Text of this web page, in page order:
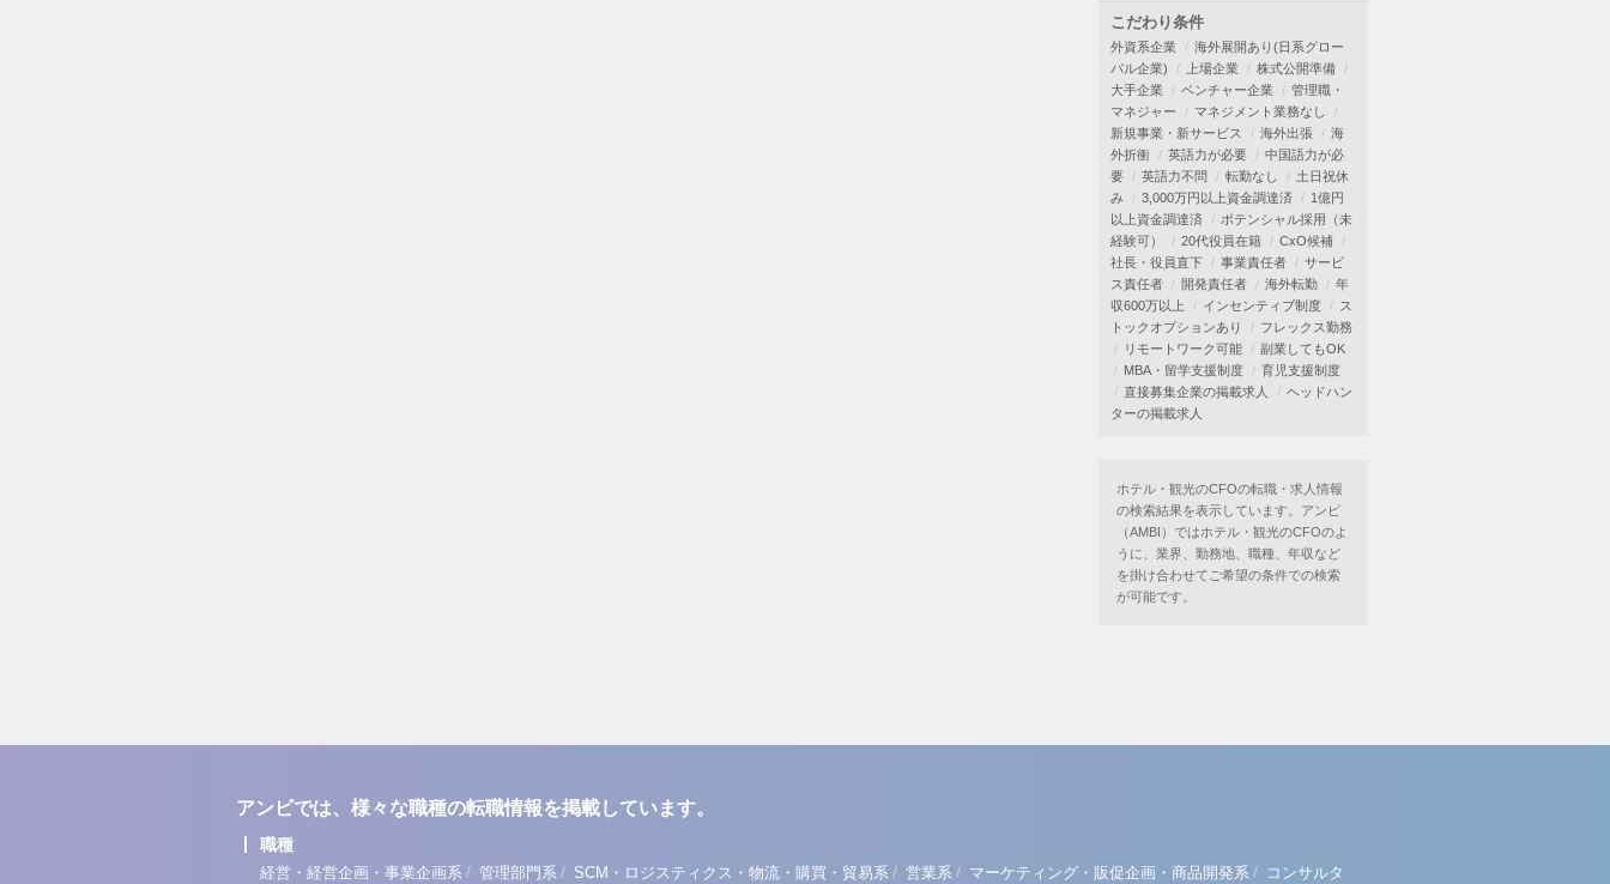
こだわり条件
外資系企業
海外展開あり(日系グロー
バル企業)
上場企業
株式公開準備
大手企業
ベンチャー企業
管理職・
マネジャー
マネジメント業務なし
新規事業・新サービス
海外出張
海
外折衝
英語力が必要
中国語力が必
要
英語力不問 転勤なし
土日祝休
み
3,000万円以上資金調達済
1億円
以上資金調達済
ポテンシャル採用（未
経験可）
20代役員在籍
CxO候補
社長・役員直下
事業責任者
サービ
ス責任者
開発責任者 海外転勤
年
収600万以上
インセンティブ制度
ス
トックオプションあり
フレックス勤務
リモートワーク可能
副業してもOK
MBA・留学支援制度
育児支援制度
直接募集企業の掲載求人
ヘッドハン
ターの掲載求人
ホテル・観光のCFOの転職・求人情報
の検索結果を表示しています。アンビ
（AMBI）ではホテル・観光のCFOのよ
うに、業界、勤務地、職種、年収など
を掛け合わせてご希望の条件での検索
が可能です。
アンビでは、様々な職種の転職情報を掲載しています。
職種
経営・経営企画・事業企画系 / 管理部門系 / SCM・ロジスティクス・物流・購買・貿易系 / 営業系 / マーケティング・販促企画・商品開発系 / コンサルタ